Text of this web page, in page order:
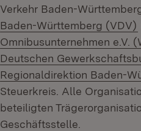
Verkehr Baden-
Baden-Württemberg (VDV)
Omnibusunternehmen e.V.
Deutschen
Regionaldirektion Baden-
Steuerkreis. Alle
beteiligten
Geschäftsstelle.